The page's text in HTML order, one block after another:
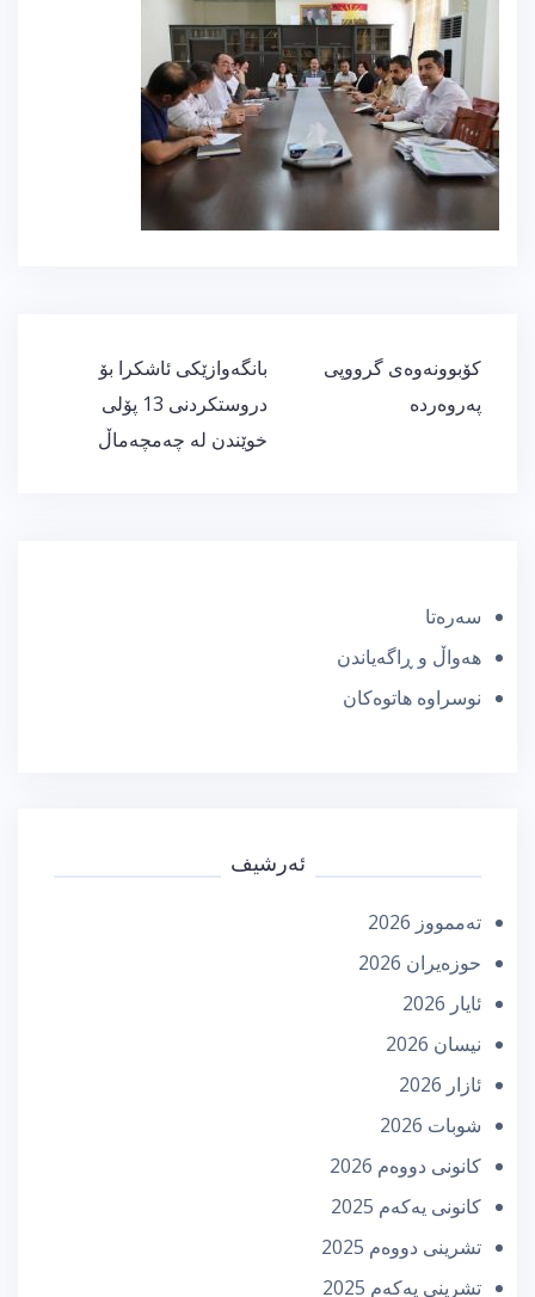
ڕێدۆزیی
بانگەوازێكی ئاشكرا بۆ
دروستكردنی 13 پۆلی
خوێندن لە چەمچەماڵ
كۆبوونەوەی گرووپی
پەروەردە
سەرەتا
هەواڵ و ڕاگەیاندن
نوسراوە هاتوەکان
ئەرشیف
تەممووز 2026
حوزه‌یران 2026
ئایار 2026
نیسان 2026
ئازار 2026
شوبات 2026
كانونی دووه‌م 2026
كانونی یه‌كه‌م 2025
تشرینی دووه‌م 2025
تشرینی یه‌كه‌م 2025